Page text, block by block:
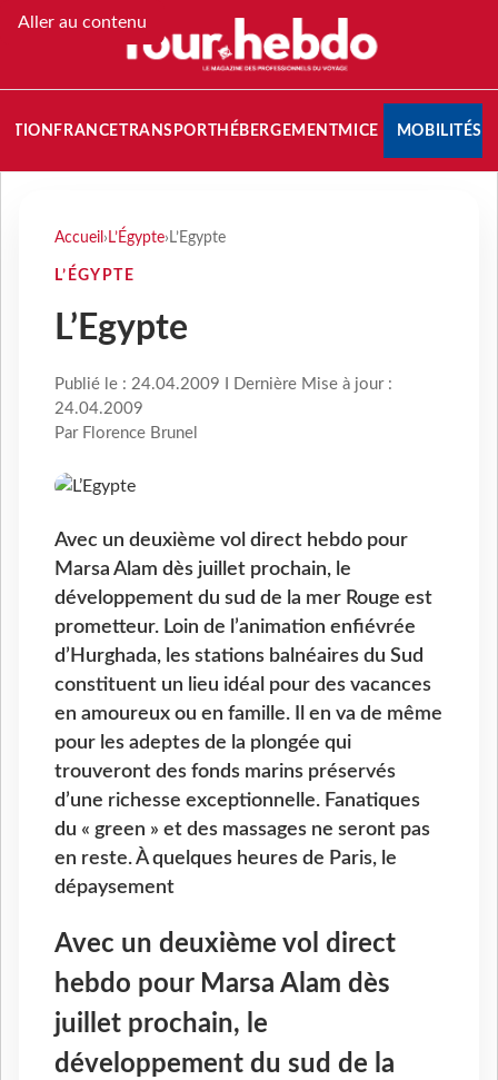
Aller au contenu
FRANCETRANSPORT HÉBERGEMENTMICE MOBILITÉS
Accueil › L’Égypte› L’Egypte
L’ÉGYPTE
L’Egypte
Publié le : 24.04.2009 I Dernière Mise à jour :
24.04.2009
Par Florence Brunel
Avec un deuxième vol direct hebdo pour
Marsa Alam dès juillet prochain, le
développement du sud de la mer Rouge est
prometteur. Loin de l’animation enfiévrée
d’Hurghada, les stations balnéaires du Sud
constituent un lieu idéal pour des vacances
en amoureux ou en famille. Il en va de même
pour les adeptes de la plongée qui
trouveront des fonds marins préservés
d’une richesse exceptionnelle. Fanatiques
du « green » et des massages ne seront pas
en reste. À quelques heures de Paris, le
dépaysement
Avec un deuxième vol direct
hebdo pour Marsa Alam dès
juillet prochain, le
développement du sud de la